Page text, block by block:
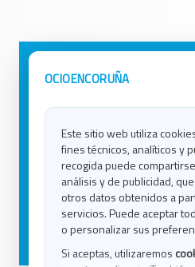
OCIOENCORUÑA
Este sitio web utiliza
fines técnicos, analíticos y
recogida puede
análisis y de publicidad,
otros datos obtenidos a
servicios. Puede aceptar
o personalizar sus
Si aceptas, utilizaremos
Avisos Legales
Contacto
Política de Cookies